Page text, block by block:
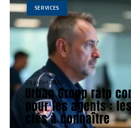
SERVICES
25 juillet 2026
Urban Group ratp
pour les agents :
clés à connaître